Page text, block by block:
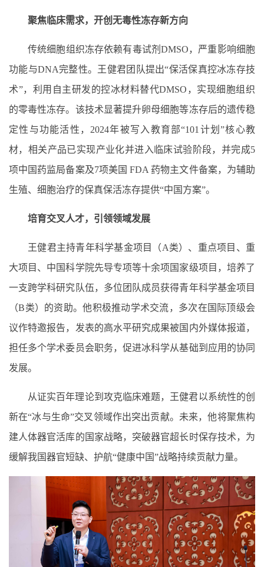
聚焦临床需求，开创无毒性冻存新方向
传统细胞组织冻存依赖有毒试剂DMSO，严重影响细胞
功能与DNA完整性。王健君团队提出“保活保真控冰冻存技
术”，利用自主研发的控冰材料替代DMSO，实现细胞组织
的零毒性冻存。该技术显著提升卵母细胞等冻存后的遗传稳
定性与功能活性，2024年被写入教育部“101计划”核心教
材，相关产品已实现产业化并进入临床试验阶段，并完成5
项中国药监局备案及7项美国 FDA 药物主文件备案，为辅助
生殖、细胞治疗的保真保活冻存提供“中国方案”。
培育交叉人才，引领领域发展
王健君主持青年科学基金项目（A类）、重点项目、重
大项目、中国科学院先导专项等十余项国家级项目，培养了
一支跨学科研究队伍，多位团队成员获得青年科学基金项目
（B类）的资助。他积极推动学术交流，多次在国际顶级会
议作特邀报告，发表的高水平研究成果被国内外媒体报道，
担任多个学术委员会职务，促进冰科学从基础到应用的协同
发展。
从证实百年理论到攻克临床难题，王健君以系统性的创
新在“冰与生命”交叉领域作出突出贡献。未来，他将聚焦构
建人体器官活库的国家战略，突破器官超长时保存技术，为
缓解我国器官短缺、护航“健康中国”战略持续贡献力量。